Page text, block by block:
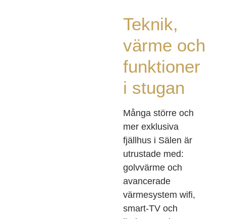
Teknik,
värme och
funktioner
i stugan
Många större och
mer exklusiva
fjällhus i Sälen är
utrustade med:
golvvärme och
avancerade
värmesystem wifi,
smart-TV och